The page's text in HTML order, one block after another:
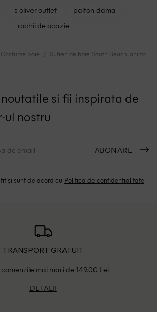
s oliver outlet
palton dama
rochii de ocazie
Costume baie Sutien de baie South Beach, animal
si fii inspirata de
ul nostru
ABONARE
și sunt de acord cu Politica de confidentialitate
TRANSPORT GRATUIT
mai mari de 149.00 Lei
DETALII